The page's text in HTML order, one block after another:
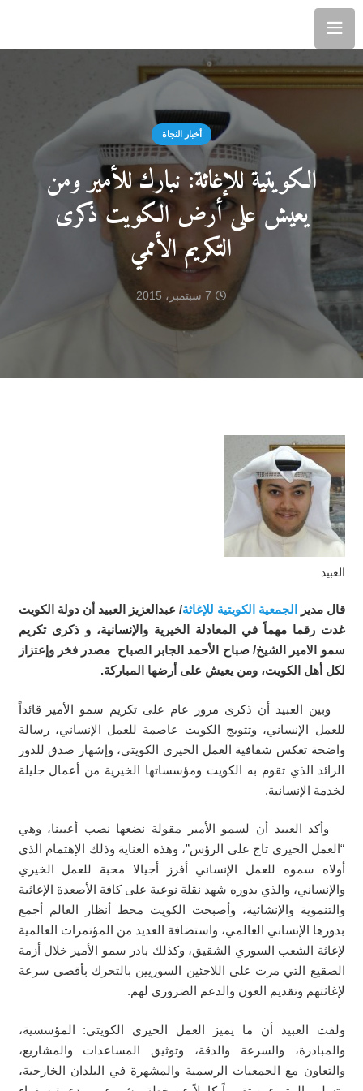
أخبار النجاة
الكويتية للإغاثة: نبارك للأمير ومن
يعيش على أرض الكويت ذكرى
التكريم الأممي
7 سبتمبر، 2015
العبيد
قال مدير الجمعية الكويتية للإغاثة/ عبدالعزيز العبيد أن دولة الكويت
غدت رقما مهماً في المعادلة الخيرية والإنسانية، و ذكرى تكريم
سمو الامير الشيخ/ صباح الأحمد الجابر الصباح مصدر فخر وإعتزاز
لكل أهل الكويت، ومن يعيش على أرضها المباركة.
وبين العبيد أن ذكرى مرور عام على تكريم سمو الأمير قائداً
للعمل الإنساني، وتتويج الكويت عاصمة للعمل الإنساني، رسالة
واضحة تعكس شفافية العمل الخيري الكويتي، وإشهار صدق للدور
الرائد الذي تقوم به الكويت ومؤسساتها الخيرية من أعمال جليلة
لخدمة الإنسانية.
وأكد العبيد أن لسمو الأمير مقولة نضعها نصب أعيينا، وهي
“العمل الخيري تاج على الرؤس”، وهذه العناية وذلك الإهتمام الذي
أولاه سموه للعمل الإنساني أفرز أجيالا محبة للعمل الخيري
والإنساني، والذي بدوره شهد نقلة نوعية على كافة الأصعدة الإغاثية
والتنموية والإنشائية، وأصبحت الكويت محط أنظار العالم أجمع
بدورها الإنساني العالمي، واستضافة العديد من المؤتمرات العالمية
لإغاثة الشعب السوري الشقيق، وكذلك بادر سمو الأمير خلال أزمة
الصقيع التي مرت على اللاجئين السوريين بالتحرك بأقصى سرعة
لإغاثتهم وتقديم العون والدعم الضروري لهم.
ولفت العبيد أن ما يميز العمل الخيري الكويتي: المؤسسية،
والمبادرة، والسرعة والدقة، وتوثيق المساعدات والمشاريع،
والتعاون مع الجمعيات الرسمية والمشهرة في البلدان الخارجية،